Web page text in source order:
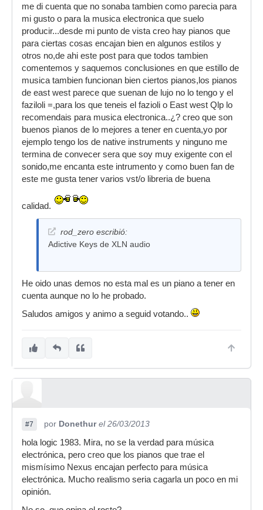
me di cuenta que no sonaba tambien como parecia para
mi gusto o para la musica electronica que suelo
producir...desde mi punto de vista creo hay pianos que
para ciertas cosas encajan bien en algunos estilos y
otros no,de ahi este post para que todos tambien
comentemos y saquemos conclusiones en que estillo de
musica tambien funcionan bien ciertos pianos,los pianos
de east west parece que suenan de lujo no lo tengo y el
faziloli =,para los que teneis el fazioli o East west Qlp lo
recomendais para musica electronica..¿? creo que son
buenos pìanos de lo mejores a tener en cuenta,yo por
ejemplo tengo los de native instruments y ninguno me
termina de convecer sera que soy muy exigente con el
sonido,me encanta este intrumento y como buen fan de
este me gusta tener varios vst/o libreria de buena
calidad.
rod_zero escribió:
Adictive Keys de XLN audio
He oido unas demos no esta mal es un piano a tener en
cuenta aunque no lo he probado.
Saludos amigos y animo a seguid votando..
#7 por Donethur el 26/03/2013
hola logic 1983. Mira, no se la verdad para música
electrónica, pero creo que los pianos que trae el
mismísimo Nexus encajan perfecto para música
electrónica. Mucho realismo seria cagarla un poco en mi
opinión.